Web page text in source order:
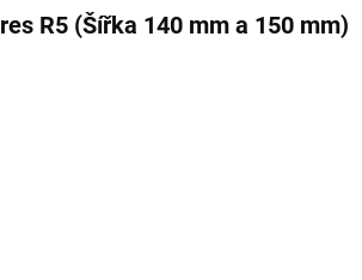
R5 (Šířka 140 mm a 150 mm)